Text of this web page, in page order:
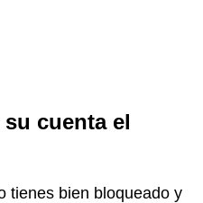
su cuenta el
tienes bien bloqueado y